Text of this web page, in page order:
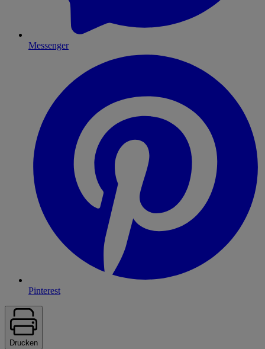
Messenger
Pinterest
Drucken